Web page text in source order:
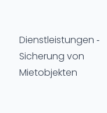
Dienstleistungen -
Sicherung von
Mietobjekten